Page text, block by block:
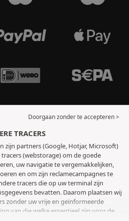
Doorgaan zonder te accepteren >
TRACERS
zijn partners (Google, Hotjar, Microsoft)
(webstorage) om de goede
uw navigatie te vergemakkelijken,
en om zijn reclamecampagnes te
tracers die op uw terminal zijn
bevatten. Daarom plaatsen wij
zonder uw vrije en geïnformeerde
van die welke essentieel zijn voor de